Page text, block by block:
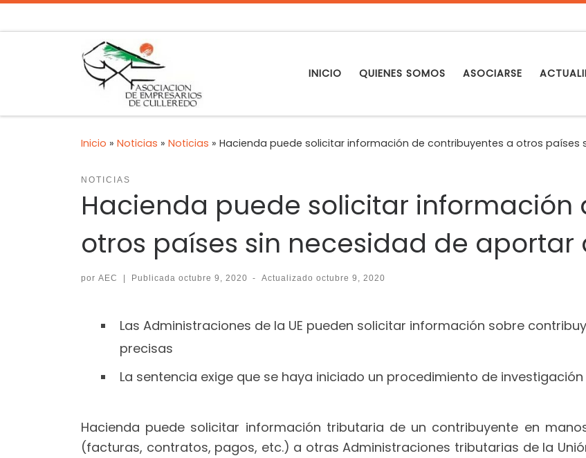
INICIO QUIENES SOMOS ASOCIARSE
Inicio » Noticias » Noticias » Hacienda puede solicitar información de contribuyentes a otros
NOTICIAS
Hacienda puede solicitar información
otros países sin necesidad de aportar
por AEC | Publicada octubre 9, 2020 - Actualizadooctubre 9, 2020
Las Administraciones de la UE pueden solicitar información sobre
precisas
La sentencia exige que se haya iniciado un procedimiento de
Hacienda puede solicitar información tributaria de un contribuyente en
(facturas, contratos, pagos, etc.) a otras Administraciones tributarias de la